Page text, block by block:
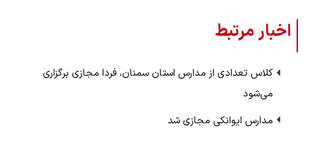
اخبار مرتبط
کلاس تعدادی از مدارس استان سمنان، فردا مجازی برگزاری
می‌شود
مدارس ایوانکی مجازی شد